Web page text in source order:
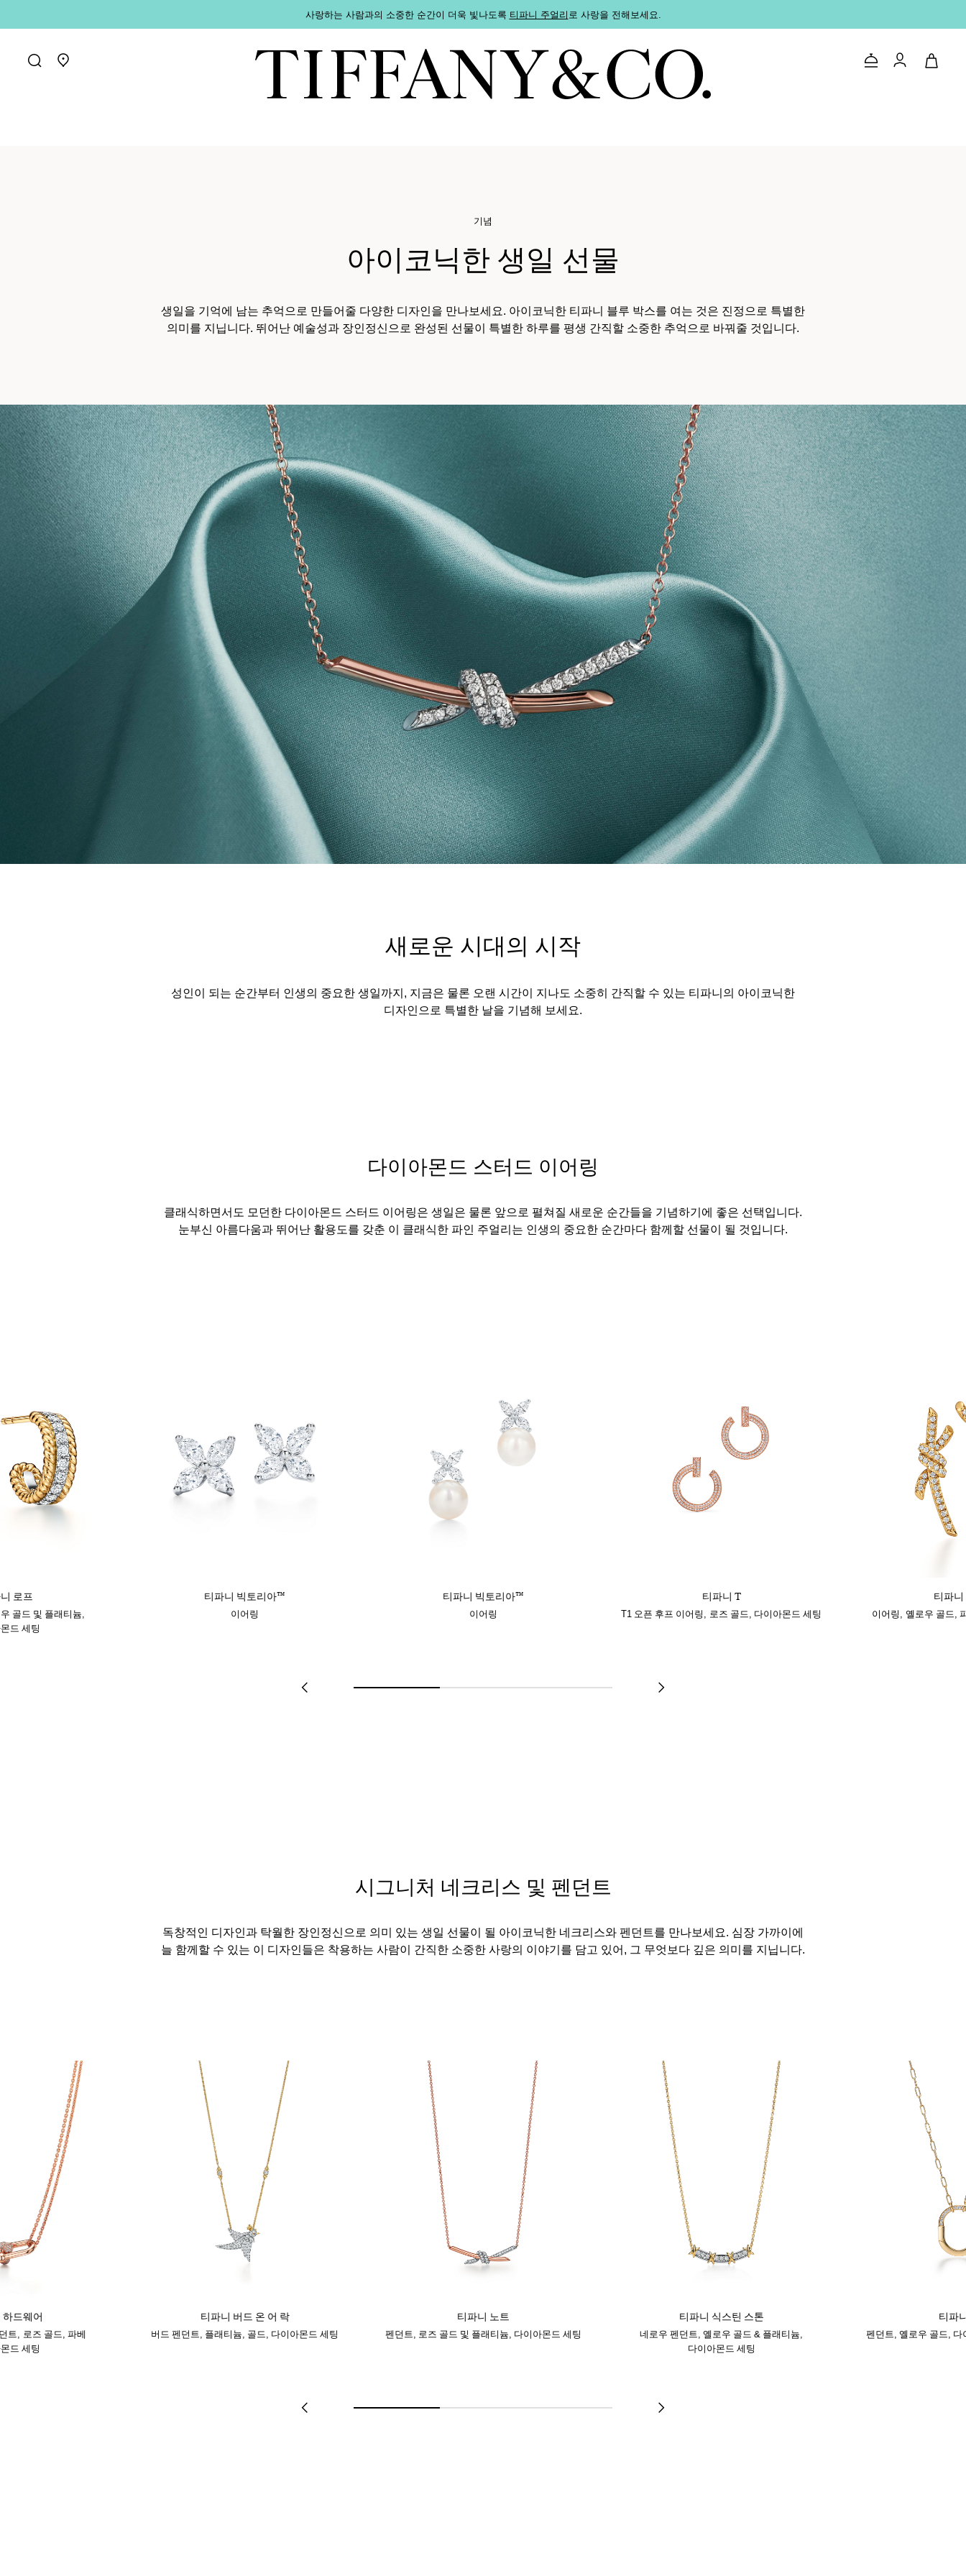
사랑하는 사람과의 소중한 순간이 더욱 빛나도록 티파니 주얼리로 사랑을 전해보세요.
매장 찾기로 가기 문의하기로그인
티파니 다이아몬드 전문가와의상담을 예약하거나 티파니 다이아몬드 가이드 를 확인해보세요
기념
아이코닉한 생일 선물
생일을 기억에 남는 추억으로 만들어줄 다양한 디자인을 만나보세요. 아이코닉한 티파니 블루 박스를 여는 것은 진정으로 특별한
의미를 지닙니다. 뛰어난 예술성과 장인정신으로 완성된 선물이 특별한 하루를 평생 간직할 소중한 추억으로 바꿔줄 것입니다.
새로운 시대의 시작
성인이 되는 순간부터 인생의 중요한 생일까지, 지금은 물론 오랜 시간이 지나도 소중히 간직할 수 있는 티파니의 아이코닉한
디자인으로 특별한 날을 기념해 보세요.
다이아몬드 스터드 이어링
클래식하면서도 모던한 다이아몬드 스터드 이어링은 생일은 물론 앞으로 펼쳐질 새로운 순간들을 기념하기에 좋은 선택입니다.
눈부신 아름다움과 뛰어난 활용도를 갖춘 이 클래식한 파인 주얼리는 인생의 중요한 순간마다 함께할 선물이 될 것입니다.
로프
골드 및 플래티늄,
드 세팅
티파니 빅토리아™
이어링
티파니 빅토리아™
이어링
티파니 T
T1 오픈 후프 이어링, 로즈 골드, 다이아몬드 세팅
티파
이어링, 옐로우 골드,
시그니처 네크리스 및 펜던트
독창적인 디자인과 탁월한 장인정신으로 의미 있는 생일 선물이 될 아이코닉한 네크리스와 펜던트를 만나보세요. 심장 가까이에
늘 함께할 수 있는 이 디자인들은 착용하는 사람이 간직한 소중한 사랑의 이야기를 담고 있어, 그 무엇보다 깊은 의미를 지닙니다.
드웨어
트, 로즈 골드, 파베
드 세팅
티파니 버드 온 어 락
버드 펜던트, 플래티늄, 골드, 다이아몬드 세팅
티파니 노트
펜던트, 로즈 골드 및 플래티늄, 다이아몬드 세팅
티파니 식스틴 스톤
네로우 펜던트, 옐로우 골드 & 플래티늄,
다이아몬드 세팅
티파
펜던트, 옐로우 골드,